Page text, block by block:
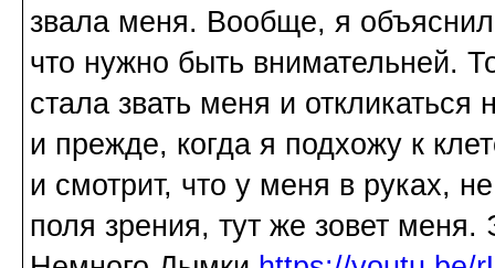
звала меня. Вообще, я
что нужно быть внимательней.
стала звать меня и
и прежде, когда я подхожу к
и смотрит, что у меня в руках,
поля зрения, тут же зовет